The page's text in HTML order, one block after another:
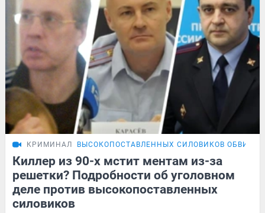
КРИМИНАЛ ВЫСОКОПОСТАВЛЕННЫХ СИЛОВИКОВ
Киллер из 90-х мстит ментам из-за
решетки? Подробности об уголовном
деле против высокопоставленных
силовиков